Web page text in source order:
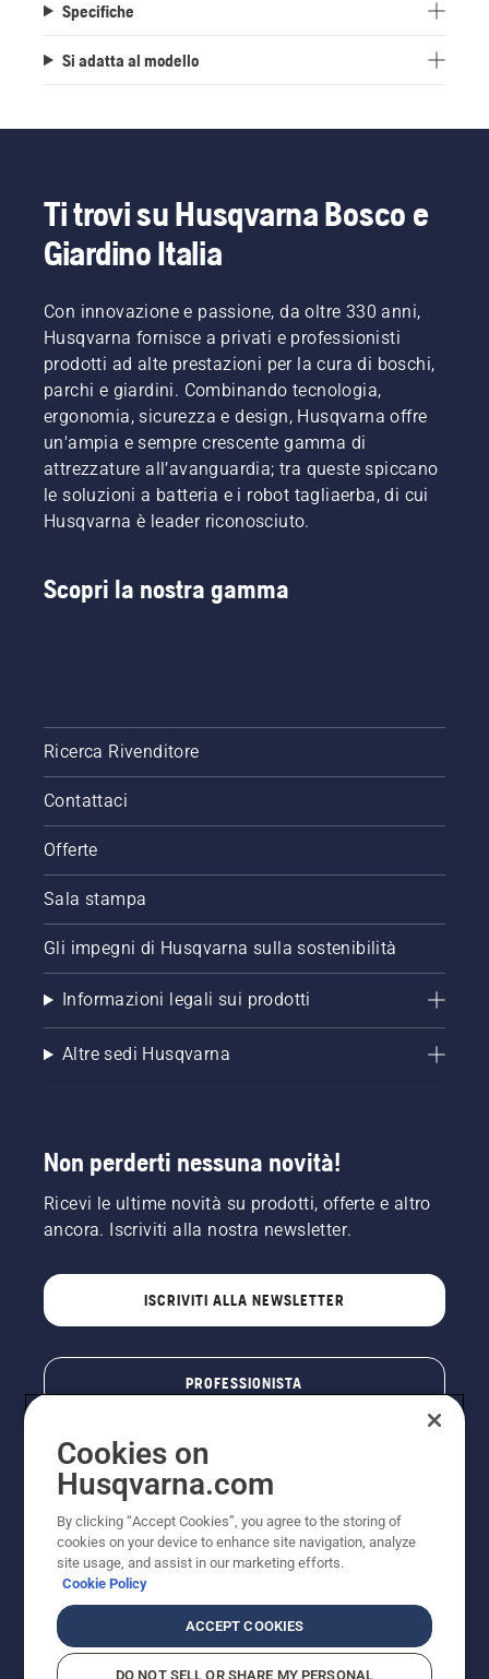
Specifiche
Si adatta al modello
Ti trovi su Husqvarna Bosco e
Giardino Italia
Con innovazione e passione, da oltre 330 anni,
Husqvarna fornisce a privati e professionisti
prodotti ad alte prestazioni per la cura di boschi,
parchi e giardini. Combinando tecnologia,
ergonomia, sicurezza e design, Husqvarna offre
un'ampia e sempre crescente gamma di
attrezzature all’avanguardia; tra queste spiccano
le soluzioni a batteria e i robot tagliaerba, di cui
Husqvarna è leader riconosciuto.
Scopri la nostra gamma
Ricerca Rivenditore
Contattaci
Offerte
Sala stampa
Gli impegni di Husqvarna sulla sostenibilità
Informazioni legali sui prodotti
Altre sedi Husqvarna
Non perderti nessuna novità!
Ricevi le ultime novità su prodotti, offerte e altro
ancora. Iscriviti alla nostra newsletter.
ISCRIVITI ALLA NEWSLETTER
PROFESSIONISTA
© Husqvarna AB (publ). Tutti i diritti riservati. I prezzi
pubblicati si intendono raccomandati e arrotondati, non
impegnativi, comprensivi di I.V.A. vigente. FERCAD SpA
Cookies on
Husqvarna.com
By clicking “Accept Cookies”, you agree to the storing of
cookies on your device to enhance site navigation, analyze
site usage, and assist in our marketing efforts.
Cookie Policy
ACCEPT COOKIES
DO NOT SELL OR SHARE MY PERSONAL